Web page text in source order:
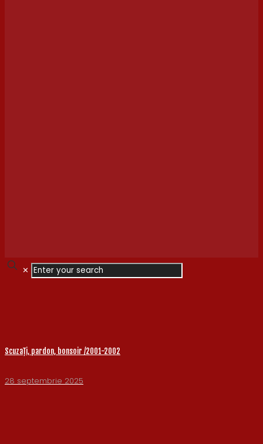
✕
Scuzați, pardon, bonsoir /2001-2002
28 septembrie 2025